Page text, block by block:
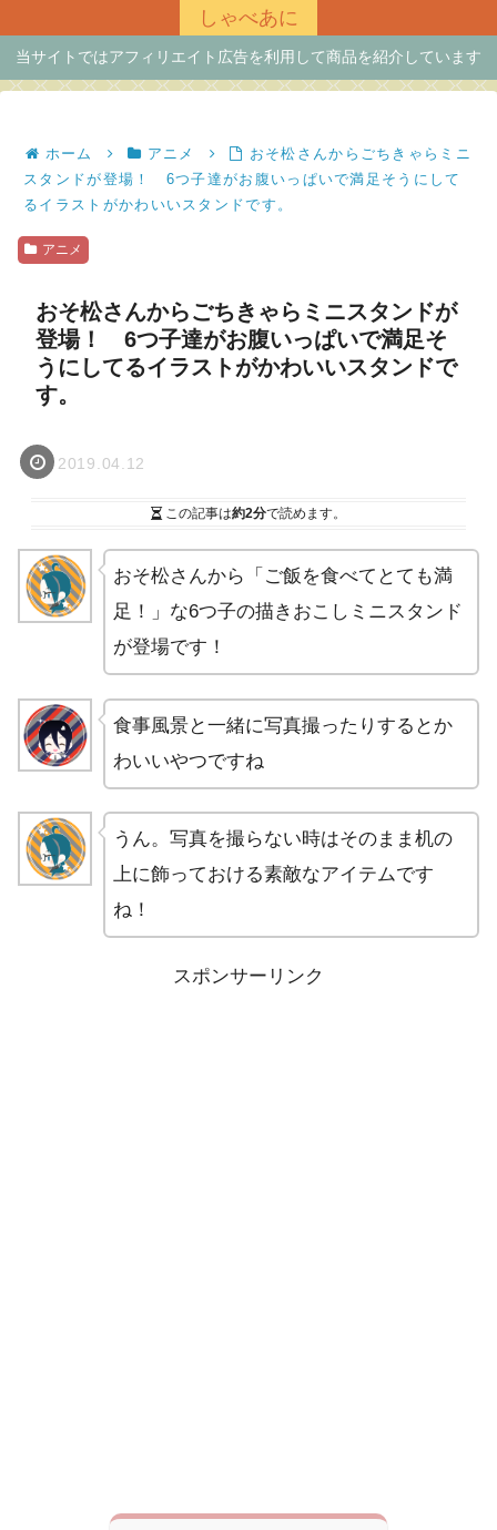
しゃべあに
当サイトではアフィリエイト広告を利用して商品を紹介しています
ホーム アニメ
おそ松さんからごちきゃらミニ
スタンドが登場！ 6つ子達がお腹いっぱいで満足そうにして
るイラストがかわいいスタンドです。
アニメ
おそ松さんからごちきゃらミニスタンドが
登場！ 6つ子達がお腹いっぱいで満足そ
うにしてるイラストがかわいいスタンドで
す。
2019.04.12
この記事は約2分で読めます。
おそ松さんから「ご飯を食べてとても満
足！」な6つ子の描きおこしミニスタンド
が登場です！
食事風景と一緒に写真撮ったりするとか
わいいやつですね
うん。写真を撮らない時はそのまま机の
上に飾っておける素敵なアイテムです
ね！
スポンサーリンク